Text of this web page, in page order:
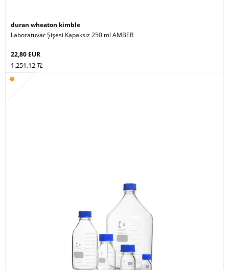
duran wheaton kimble
Laboratuvar Şişesi Kapaksız 250 ml AMBER
22,80 EUR
1.251,12 TL